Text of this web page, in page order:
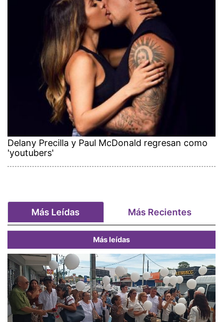
Delany Precilla y Paul McDonald regresan como
'youtubers'
Más Leídas Más Recientes
Más leídas